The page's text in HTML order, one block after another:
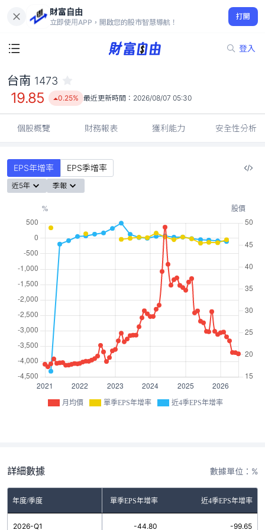
財富自由
立即使用APP，開啟您的股市智慧導航！
打開
登入
19.85
0.25%
台南 1473
19.85 0.25% 最近更新時間： 2026/08/07 05:30
個股概覽 財務報表 獲利能力 安全性分析
EPS年增率 EPS季增率
近5年 季報
月均價 單季EPS年增率 近4季EPS年增率
詳細數據 數據單位：%
年度/季度 單季EPS年增率 近4季EPS年增率
2026-Q1 -44.80 -99.65